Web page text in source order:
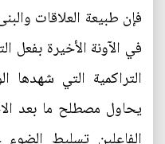
فإن طبيعة العلاقات
في الآونة الأخيرة بفعل
التراكمية التي شهدها
يحاول مصطلح ما بعد